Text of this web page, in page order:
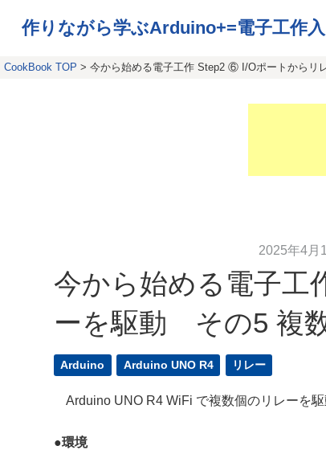
作りながら学ぶArduino+=電子工作
CookBook TOP > 今から始める電子工作 Step2 ⑥ I/Oポートから
2025年4月
今から始める電子工
ーを駆動 その5 複
Arduino Arduino UNO R4 リレー
Arduino UNO R4 WiFi で複数個のリレーを駆
●環境